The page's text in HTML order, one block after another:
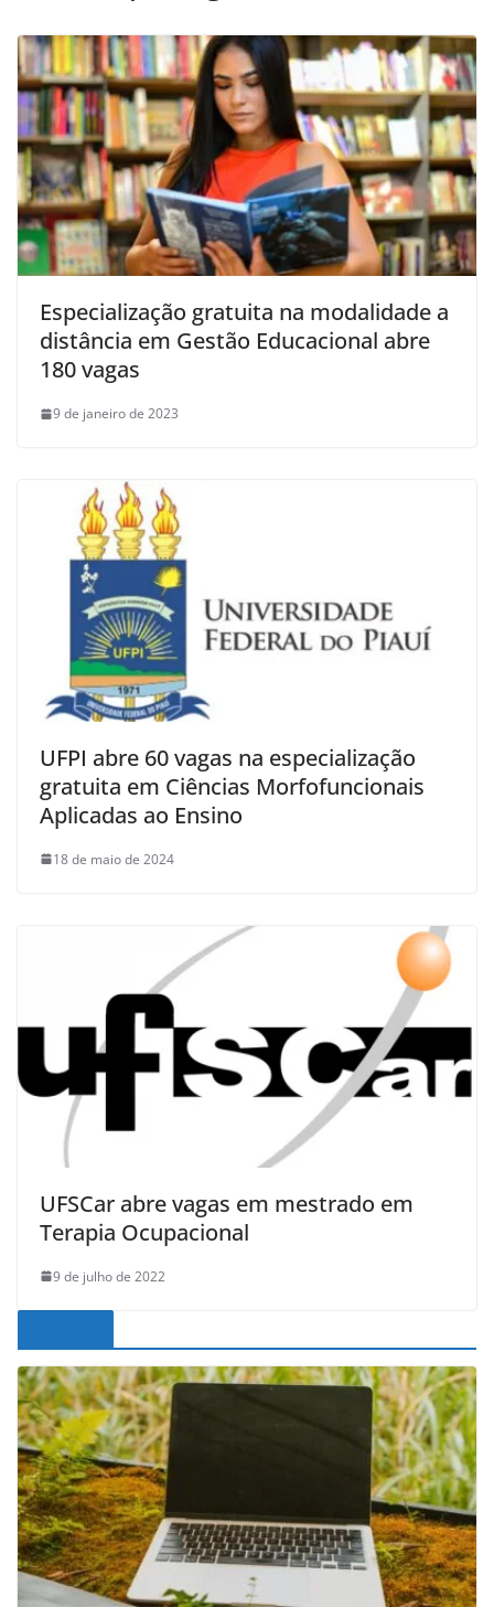
Especialização gratuita na modalidade a
distância em Gestão Educacional abre
180 vagas
9 de janeiro de 2023
UFPI abre 60 vagas na especialização
gratuita em Ciências Morfofuncionais
Aplicadas ao Ensino
18 de maio de 2024
UFSCar abre vagas em mestrado em
Terapia Ocupacional
9 de julho de 2022